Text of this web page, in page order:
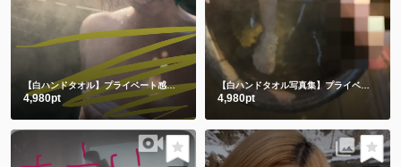
【白ハンドタオル】プライベート感満載の貸切露天風呂で撮影したよ🫣💕後編
4,980pt
【白ハンドタオル写真集】プライベート感満載の貸切露天風呂㊙️前編
4,980pt